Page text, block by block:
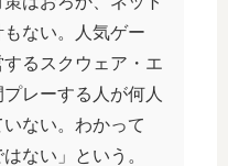
ない。人気ゲー
るスクウェア・エ
レーする人が何人
ない。わかって
ない」という。